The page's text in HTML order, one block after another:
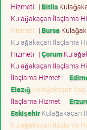
Hizmeti | Bitlis
Kulağakaçan İlaçlama
Hizmeti | Bursa
Kulağakaçan İlaçlama
Hizmeti | Çorum
Kulağakaçan İlaçlama
İlaçlama Hizmeti |
Elazığ Kulağakaçan
İlaçlama Hizmeti |
EskişehirKulağakaçan
Kulağakaçan İlaçlama